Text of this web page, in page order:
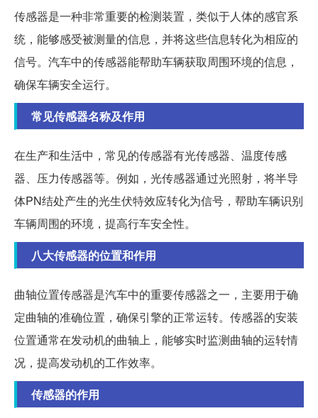
传感器是一种非常重要的检测装置，类似于人体的感官系
统，能够感受被测量的信息，并将这些信息转化为相应的
信号。汽车中的传感器能帮助车辆获取周围环境的信息，
确保车辆安全运行。
常见传感器名称及作用
在生产和生活中，常见的传感器有光传感器、温度传感
器、压力传感器等。例如，光传感器通过光照射，将半导
体PN结处产生的光生伏特效应转化为信号，帮助车辆识别
车辆周围的环境，提高行车安全性。
八大传感器的位置和作用
曲轴位置传感器是汽车中的重要传感器之一，主要用于确
定曲轴的准确位置，确保引擎的正常运转。传感器的安装
位置通常在发动机的曲轴上，能够实时监测曲轴的运转情
况，提高发动机的工作效率。
传感器的作用